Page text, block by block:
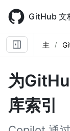
main
content
GitHub 文
主
为
库索引